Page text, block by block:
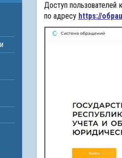
Доступ пользователей
по адресу https://